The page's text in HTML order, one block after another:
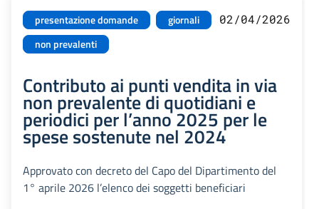
presentazione domande
giornali
non prevalenti
02/04/2026
Contributo ai punti vendita in via
non prevalente di quotidiani e
periodici per l’anno 2025 per le
spese sostenute nel 2024
Approvato con decreto del Capo del Dipartimento del
1° aprile 2026 l’elenco dei soggetti beneficiari